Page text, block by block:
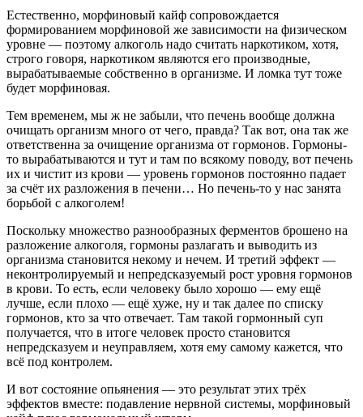
Естественно, морфиновый кайф сопровождается
формированием морфиновой же зависимости на физическом
уровне — поэтому алкоголь надо считать наркотиком, хотя,
строго говоря, наркотиком являются его производные,
вырабатываемые собственно в организме. И ломка тут тоже
будет морфиновая.
Тем временем, мы ж не забыли, что печень вообще должна
очищать организм много от чего, правда? Так вот, она так же
ответственна за очищение организма от гормонов. Гормоны-
то вырабатываются и тут и там по всякому поводу, вот печень
их и чистит из крови — уровень гормонов постоянно падает
за счёт их разложения в печени… Но печень-то у нас занята
борьбой с алкоголем!
Поскольку множество разнообразных ферментов брошено на
разложение алкоголя, гормоны разлагать и выводить из
организма становится некому и нечем. И третий эффект —
неконтролируемый и непредсказуемый рост уровня гормонов
в крови. То есть, если человеку было хорошо — ему ещё
лучше, если плохо — ещё хуже, ну и так далее по списку
гормонов, кто за что отвечает. Там такой гормонный суп
получается, что в итоге человек просто становится
непредсказуем и неуправляем, хотя ему самому кажется, что
всё под контролем.
И вот состояние опьянения — это результат этих трёх
эффектов вместе: подавление нервной системы, морфиновый